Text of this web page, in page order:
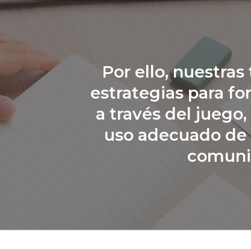
Por ello,
estrategias para
a través del
uso adecuado